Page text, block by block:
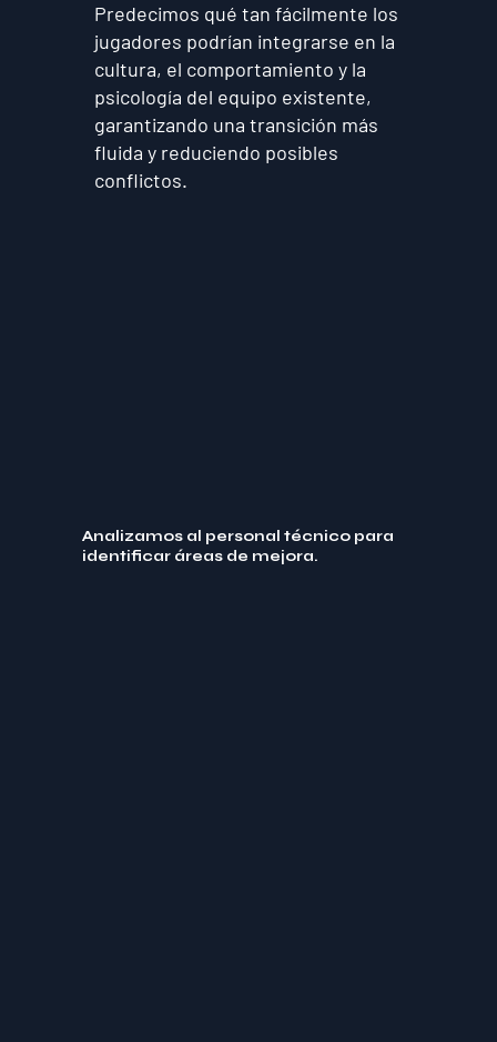
Predecimos qué tan fácilmente los
jugadores podrían integrarse en la
cultura, el comportamiento y la
psicología del equipo existente,
garantizando una transición más
fluida y reduciendo posibles
conflictos.
Analizamos al personal técnico para
identificar áreas de mejora.